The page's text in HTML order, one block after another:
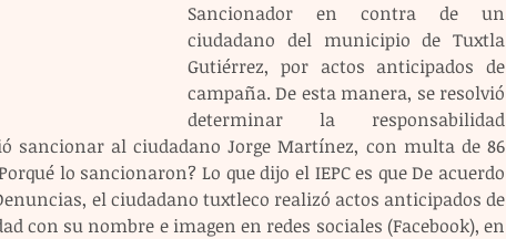
Sancionador en contra de un
ciudadano del municipio de Tuxtla
Gutiérrez, por actos anticipados de
campaña. De esta manera, se resolvió
determinar la responsabilidad
sancionar al ciudadano Jorge Martínez, con multa de 86
lo sancionaron? Lo que dijo el IEPC es que De acuerdo
el ciudadano tuxtleco realizó actos anticipados de
con su nombre e imagen en redes sociales (Facebook), en